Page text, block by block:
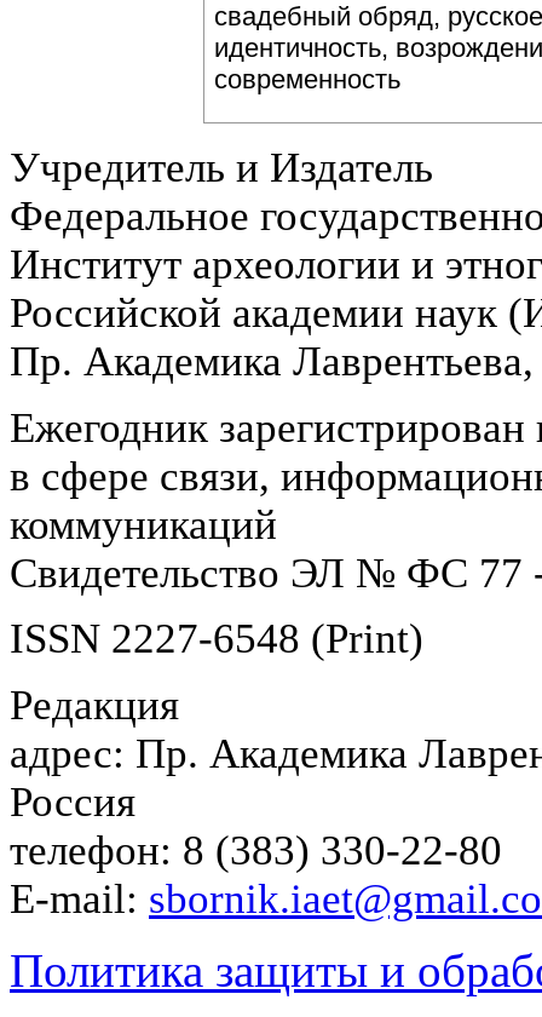
свадебный обряд,
идентичность,
современность
Учредитель и Издатель
Федеральное
Институт археологии и
Российской академии
Пр. Академика
Ежегодник
в сфере связи,
коммуникаций
Свидетельство ЭЛ № ФС 77
ISSN 2227-6548 (Print)
Редакция
адрес: Пр. Академика
Россия
телефон: 8 (383) 330-22-80
E-mail:
Политика защиты и